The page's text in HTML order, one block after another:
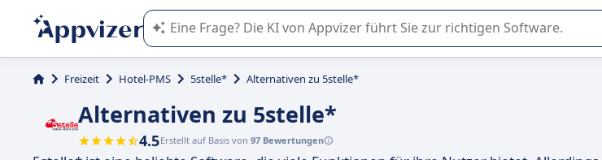
Die KI von Appvizer führt Sie bei der Nutzung oder Auswahl von SaaS-Software
Freizeit Hotel-PMS 5stelle* Alternativen zu 5stelle*
Alternativen zu 5stelle*
4.5Erstellt auf Basis von 97 Bewertungen